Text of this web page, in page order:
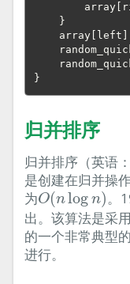
array
}
array
left
}
归并排序
归并排序（英语
是创建在归并操
为O(nlog n)
O(nlogn) 。
出。该算法是采
的一个非常典型
进行。